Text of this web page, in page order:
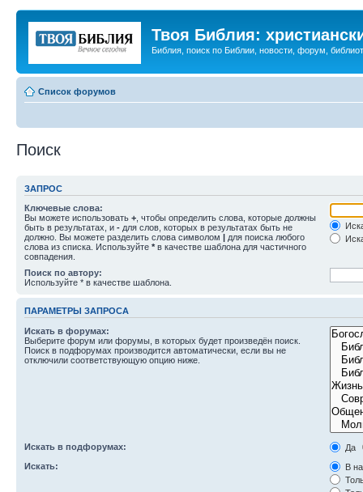
Твоя Библия:
Библия, поиск по Библии, новости, форум,
Список форумов
Поиск
ЗАПРОС
Ключевые слова:
Вы можете использовать + , чтобы определить слова, которые должны
быть в результатах, и - для слов, которых в результатах быть не
должно. Вы можете разделить слова символом | для поиска любого
слова из списка. Используйте * в качестве шаблона для частичного
совпадения.
Поиск по автору:
Используйте * в качестве шаблона.
ПАРАМЕТРЫ ЗАПРОСА
Искать в форумах:
Выберите форум или форумы, в которых будет произведён поиск.
Поиск в подфорумах производится автоматически, если вы не
отключили соответствующую опцию ниже.
Искать в подфорумах:
Да
Искать:
В